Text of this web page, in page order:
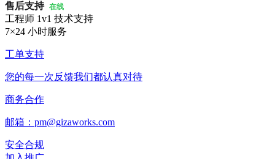
售后支持 在线
工程师 1v1 技术支持
7×24 小时服务
工单支持
您的每一次反馈我们都认真对待
商务合作
邮箱：pm@gizaworks.com
安全合规